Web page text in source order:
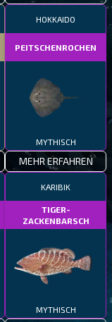
HOKKAIDO
PEITSCHENROCHEN
MYTHISCH
MEHR ERFAHREN
KARIBIK
TIGER-
ZACKENBARSCH
MYTHISCH